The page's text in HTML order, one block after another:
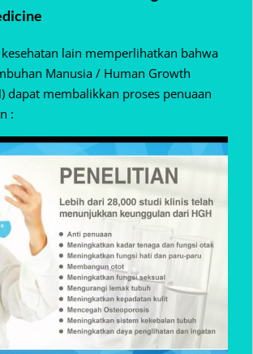
kesehatan lain memperlihatkan bahwa
Manusia / Human Growth
dapat membalikkan proses penuaan
: